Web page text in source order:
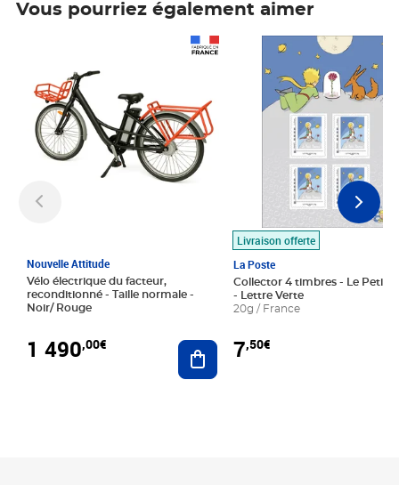
Vous pourriez également aimer
Nouvelle Attitude
Vélo électrique du facteur,
reconditionné - Taille normale -
Noir/ Rouge
1 490,00€ Ajouter au panier
Livraison offerte
La Poste
Collector 4 timbres - Le Petit
- Lettre Verte
20g / France
7,50€
Prix 7,50€